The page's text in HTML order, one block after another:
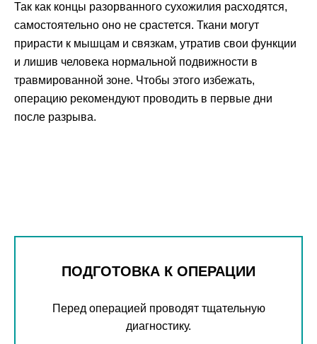
Так как концы разорванного сухожилия расходятся,
самостоятельно оно не срастется. Ткани могут
прирасти к мышцам и связкам, утратив свои функции
и лишив человека нормальной подвижности в
травмированной зоне. Чтобы этого избежать,
операцию рекомендуют проводить в первые дни
после разрыва.
ПОДГОТОВКА К ОПЕРАЦИИ
Перед операцией проводят тщательную
диагностику.